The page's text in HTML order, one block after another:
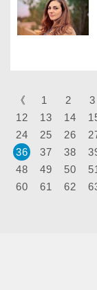
《 1 2 3
12
13 14
24
25 26
36
37 38
48
49 50
60
61 62